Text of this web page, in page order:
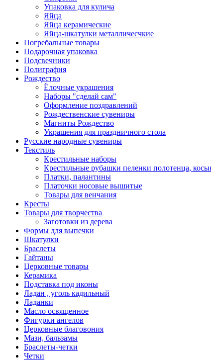
Упаковка для кулича
Яйца
Яйца керамические
Яйца-шкатулки металличесчкие
Погребальные товары
Подарочная упаковка
Подсвечники
Полиграфия
Рождество
Ёлочные украшения
Наборы "сделай сам"
Оформление поздравлений
Рождественские сувениры
Магниты Рождество
Украшения для праздничного стола
Русские народные сувениры
Текстиль
Крестильные наборы
Крестильные рубашки пеленки полотенца,
Платки, палантины
Платочки носовые вышитые
Товары для венчания
Кресты
Товары для творчества
Заготовки из дерева
Формы для выпечки
Шкатулки
Браслеты
Гайтаны
Церковные товары
Керамика
Подставка под иконы
Ладан , уголь кадильный
Ладанки
Масло освященное
Фигурки ангелов
Церковные благовония
Мази, бальзамы
Браслеты-четки
Четки